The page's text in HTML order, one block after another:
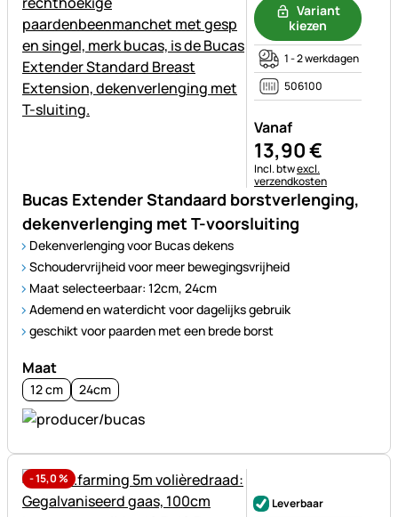
Bucas Extender Standaard borstverlenging,
dekenverlenging met T-voorsluiting
Dekenverlenging voor Bucas dekens
Schoudervrijheid voor meer bewegingsvrijheid
Maat selecteerbaar: 12cm, 24cm
Ademend en waterdicht voor dagelijks gebruik
geschikt voor paarden met een brede borst
Maat
12 cm 24cm
Variant
kiezen
1 - 2 werkdagen
506100
Vanaf
13,90€
Belastinginformatie:
Incl. btwexcl.
verzendkosten
-15,0%
Leverbaar